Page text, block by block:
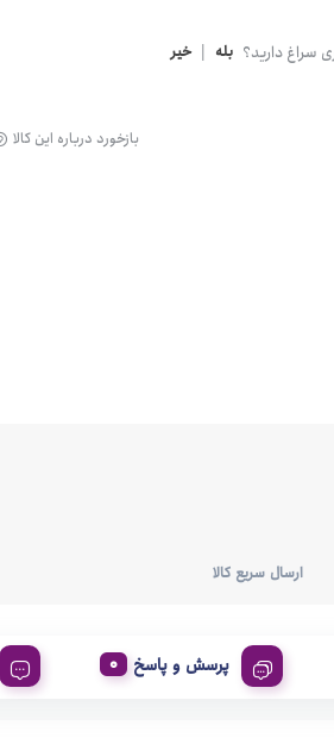
سراغ دارید؟ بله خیر
بازخورد درباره این کالا
ارسال سریع کالا
پرسش و پاسخ